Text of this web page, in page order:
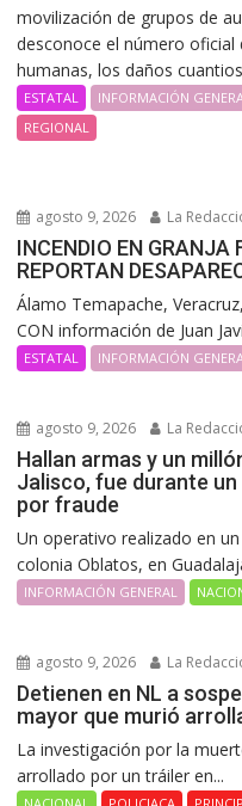
movilización de grupos de
desconoce el número oficial
humanas, los daños
ESTATAL INFORMACIÓN
REGIONAL
agosto 9, 2026 La
INCENDIO EN GRANJA
REPORTAN
Álamo Temapache,
CON información de Juan
ESTATAL INFORMACIÓN
agosto 9, 2026 La
Hallan armas y un
Jalisco, fue durante
por fraude
Un operativo realizado en
colonia Oblatos, en
INFORMACIÓN GENERAL
agosto 9, 2026 La
Detienen en NL a
mayor que murió
La investigación por la
arrollado por un tráiler en...